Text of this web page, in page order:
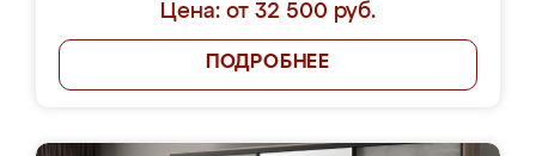
Цена: от 32 500 руб.
ПОДРОБНЕЕ